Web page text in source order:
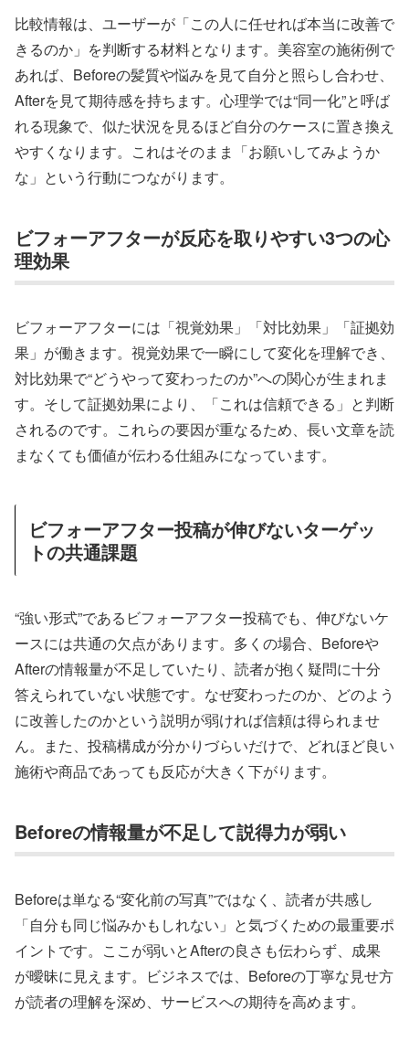
比較情報は、ユーザーが「この人に任せれば本当に改善で
きるのか」を判断する材料となります。美容室の施術例で
あれば、Beforeの髪質や悩みを見て自分と照らし合わせ、
Afterを見て期待感を持ちます。心理学では“同一化”と呼ば
れる現象で、似た状況を見るほど自分のケースに置き換え
やすくなります。これはそのまま「お願いしてみようか
な」という行動につながります。
ビフォーアフターが反応を取りやすい3つの心
理効果
ビフォーアフターには「視覚効果」「対比効果」「証拠効
果」が働きます。視覚効果で一瞬にして変化を理解でき、
対比効果で“どうやって変わったのか”への関心が生まれま
す。そして証拠効果により、「これは信頼できる」と判断
されるのです。これらの要因が重なるため、長い文章を読
まなくても価値が伝わる仕組みになっています。
ビフォーアフター投稿が伸びないターゲッ
トの共通課題
“強い形式”であるビフォーアフター投稿でも、伸びないケ
ースには共通の欠点があります。多くの場合、Beforeや
Afterの情報量が不足していたり、読者が抱く疑問に十分
答えられていない状態です。なぜ変わったのか、どのよう
に改善したのかという説明が弱ければ信頼は得られませ
ん。また、投稿構成が分かりづらいだけで、どれほど良い
施術や商品であっても反応が大きく下がります。
Beforeの情報量が不足して説得力が弱い
Beforeは単なる“変化前の写真”ではなく、読者が共感し
「自分も同じ悩みかもしれない」と気づくための最重要ポ
イントです。ここが弱いとAfterの良さも伝わらず、成果
が曖昧に見えます。ビジネスでは、Beforeの丁寧な見せ方
が読者の理解を深め、サービスへの期待を高めます。